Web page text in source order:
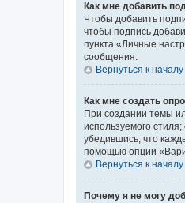
Как мне добавить
Чтобы добавить
чтобы подпись
пункта «Личные
сообщения.
Вернуться к началу
Как мне создать
При создании темы
используемого
убедившись, что
помощью опции
Вернуться к началу
Почему я не могу